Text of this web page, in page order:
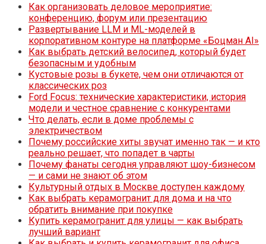
Как организовать деловое мероприятие:
конференцию, форум или презентацию
Развертывание LLM и ML-моделей в
корпоративном контуре на платформе «Боцман AI»
Как выбрать детский велосипед, который будет
безопасным и удобным
Кустовые розы в букете, чем они отличаются от
классических роз
Ford Focus: технические характеристики, история
модели и честное сравнение с конкурентами
Что делать, если в доме проблемы с
электричеством
Почему российские хиты звучат именно так — и кто
реально решает, что попадет в чарты
Почему фанаты сегодня управляют шоу-бизнесом
— и сами не знают об этом
Культурный отдых в Москве доступен каждому
Как выбрать керамогранит для дома и на что
обратить внимание при покупке
Купить керамогранит для улицы — как выбрать
лучший вариант